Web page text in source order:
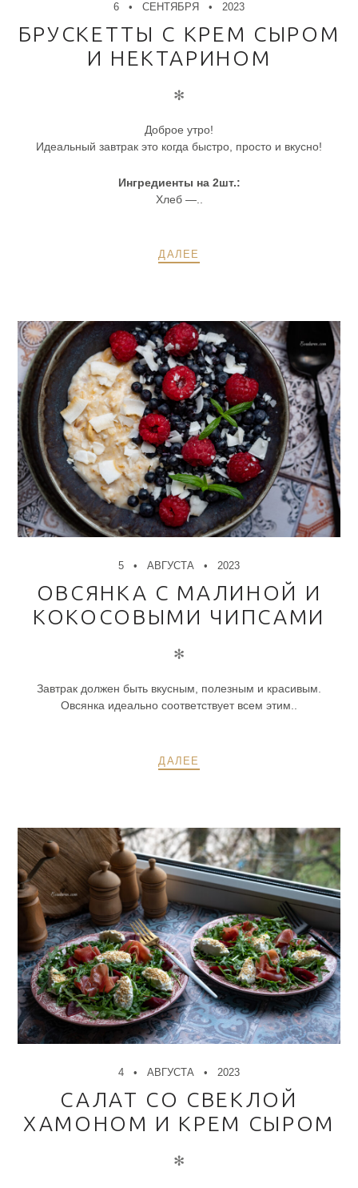
6 СЕНТЯБРЯ 2023
БРУСКЕТТЫ С КРЕМ СЫРОМ
И НЕКТАРИНОМ
✻
Доброе утро!
Идеальный завтрак это когда быстро, просто и вкусно!
Ингредиенты на 2шт.:
Хлеб —..
ДАЛЕЕ
5 АВГУСТА 2023
ОВСЯНКА С МАЛИНОЙ И
КОКОСОВЫМИ ЧИПСАМИ
✻
Завтрак должен быть вкусным, полезным и красивым.
Овсянка идеально соответствует всем этим..
ДАЛЕЕ
4 АВГУСТА 2023
САЛАТ СО СВЕКЛОЙ
ХАМОНОМ И КРЕМ СЫРОМ
✻